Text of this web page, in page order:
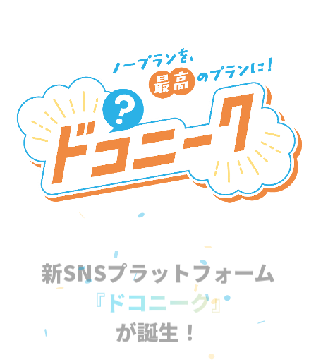
新SNSプラットフォーム
『ドコニーク』
が誕生！